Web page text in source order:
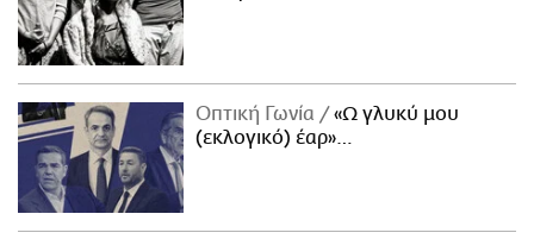
Οπτική Γωνία
«Ω γλυκύ μου
(εκλογικό) έαρ»…